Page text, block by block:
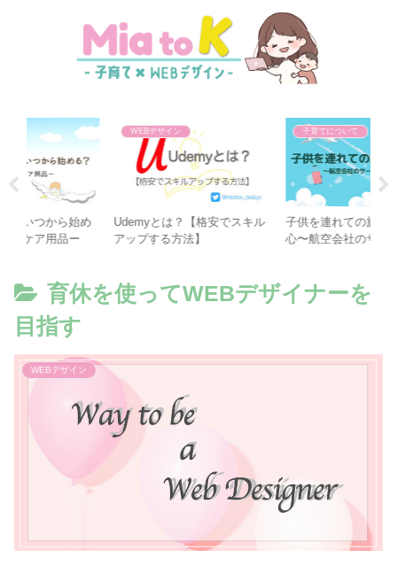
WEBデザイン
Udemyとは？【格安でスキル
アップする方法】
子供を連れての旅行にも安
心〜航空会社のサービス活用
育休を使ってWEBデザイナーを
目指す
WEBデザイン